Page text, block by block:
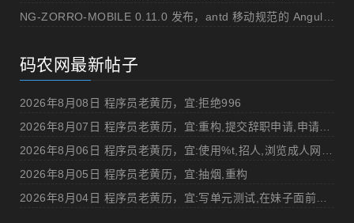
码农网最新帖子
2026年8月08日 程序员老黄历，宜:拒绝996
2026年8月05日 程序员老黄历，宜:抽烟,重构